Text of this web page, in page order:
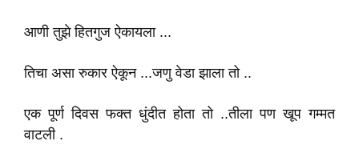
आणी तुझे हितगुज ऐकायला ...
तिचा असा रुकार ऐकून ...जणु वेडा झाला तो ..
एक पूर्ण दिवस फक्त धुंदीत होता तो ..तीला पण खूप गम्मत
वाटली .